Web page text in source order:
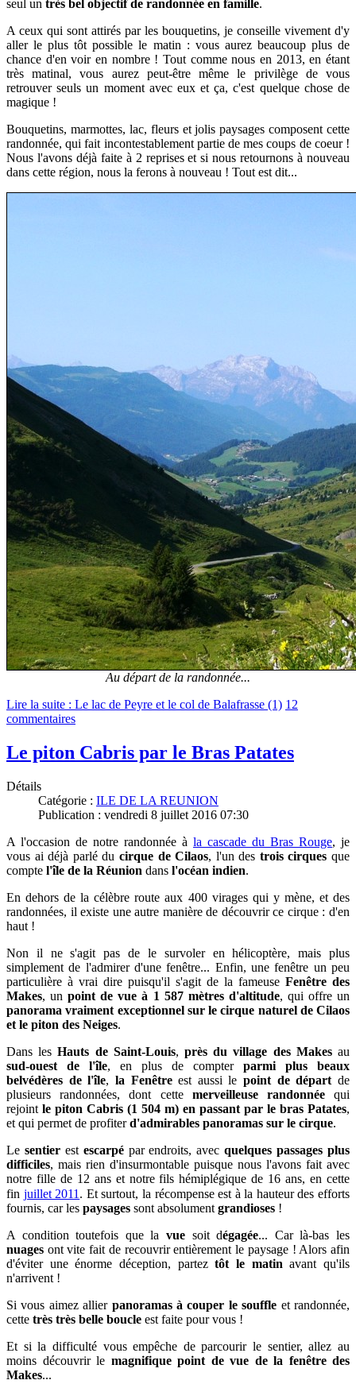
seul un très bel objectif de randonnée en famille.
A ceux qui sont attirés par les bouquetins, je conseille vivement d'y
aller le plus tôt possible le matin : vous aurez beaucoup plus de
chance d'en voir en nombre ! Tout comme nous en 2013, en étant
très matinal, vous aurez peut-être même le privilège de vous
retrouver seuls un moment avec eux et ça, c'est quelque chose de
magique !
Bouquetins, marmottes, lac, fleurs et jolis paysages composent cette
randonnée, qui fait incontestablement partie de mes coups de coeur !
Nous l'avons déjà faite à 2 reprises et si nous retournons à nouveau
dans cette région, nous la ferons à nouveau ! Tout est dit...
Au départ de la randonnée...
Lire la suite : Le lac de Peyre et le col de Balafrasse (1) 12
commentaires
Le piton Cabris par le Bras Patates
Détails
Catégorie : ILE DE LA REUNION
Publication : vendredi 8 juillet 2016 07:30
A l'occasion de notre randonnée à la cascade du Bras Rouge, je
vous ai déjà parlé du cirque de Cilaos, l'un des trois cirques que
compte l'île de la Réunion dans l'océan indien.
En dehors de la célèbre route aux 400 virages qui y mène, et des
randonnées, il existe une autre manière de découvrir ce cirque : d'en
haut !
Non il ne s'agit pas de le survoler en hélicoptère, mais plus
simplement de l'admirer d'une fenêtre... Enfin, une fenêtre un peu
particulière à vrai dire puisqu'il s'agit de la fameuse Fenêtre des
Makes,unpoint de vue à 1 587 mètres d'altitude, qui offre un
panorama vraiment exceptionnel sur le cirque naturel de Cilaos
et le piton des Neiges.
Dans lesHauts de Saint-Louis,près du village des Makesau
sud-ouest de l'île, en plus de compter parmi plus beaux
belvédères de l'île, la Fenêtreest aussi lepoint de départ de
plusieurs randonnées, dont cette merveilleuse randonnéequi
rejoint le piton Cabris (1 504 m) en passant par le bras Patates,
et qui permet de profiterd'admirables panoramas sur le cirque.
Le sentierest escarpépar endroits, avecquelques passages plus
difficiles, mais rien d'insurmontable puisque nous l'avons fait avec
notre fille de 12 ans et notre fils hémiplégique de 16 ans, en cette
fin juillet 2011 . Et surtout, la récompense est à la hauteur des efforts
fournis, car les paysages sont absolument grandioses !
A condition toutefois que la vue soit dégagée... Car là-bas les
nuages ont vite fait de recouvrir entièrement le paysage ! Alors afin
d'éviter une énorme déception, parteztôt le matin avant qu'ils
n'arrivent !
Si vous aimez allier panoramas à couper le souffle et randonnée,
cette très très belle boucle est faite pour vous !
Et si la difficulté vous empêche de parcourir le sentier, allez au
moins découvrir le magnifique point de vue de la fenêtre des
Makes...